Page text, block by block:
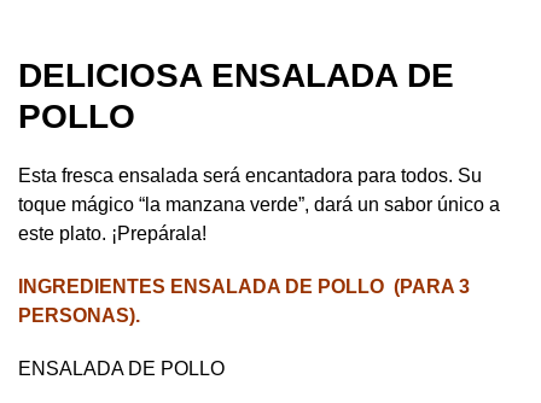
DELICIOSA ENSALADA DE
POLLO
Esta fresca ensalada será encantadora para todos. Su
toque mágico “la manzana verde”, dará un sabor único a
este plato. ¡Prepárala!
INGREDIENTES ENSALADA DE POLLO (PARA 3
PERSONAS).
ENSALADA DE POLLO